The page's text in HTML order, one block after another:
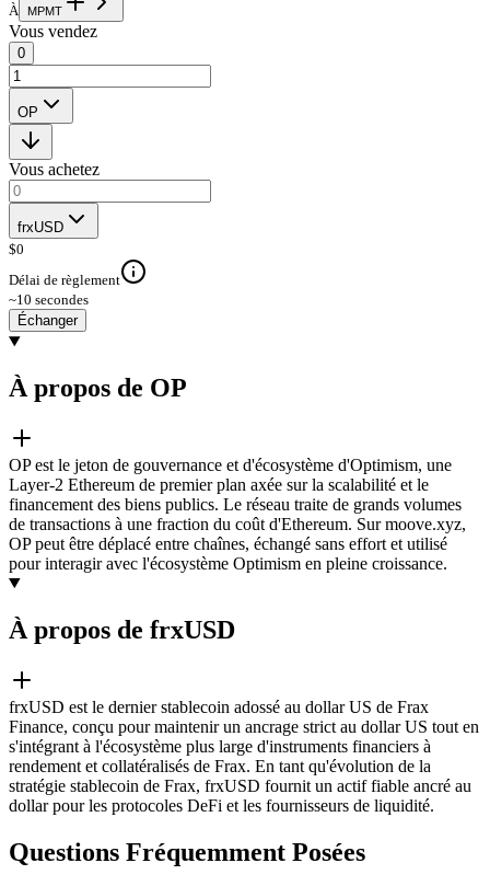
À MPMT
Vous vendez
0
OP
Vous achetez
frxUSD
$0
Délai de règlement
~10 secondes
Échanger
À propos de OP
OP est le jeton de gouvernance et d'écosystème d'Optimism, une
Layer-2 Ethereum de premier plan axée sur la scalabilité et le
financement des biens publics. Le réseau traite de grands volumes
de transactions à une fraction du coût d'Ethereum. Sur moove.xyz,
OP peut être déplacé entre chaînes, échangé sans effort et utilisé
pour interagir avec l'écosystème Optimism en pleine croissance.
À propos de frxUSD
frxUSD est le dernier stablecoin adossé au dollar US de Frax
Finance, conçu pour maintenir un ancrage strict au dollar US tout en
s'intégrant à l'écosystème plus large d'instruments financiers à
rendement et collatéralisés de Frax. En tant qu'évolution de la
stratégie stablecoin de Frax, frxUSD fournit un actif fiable ancré au
dollar pour les protocoles DeFi et les fournisseurs de liquidité.
Questions Fréquemment Posées